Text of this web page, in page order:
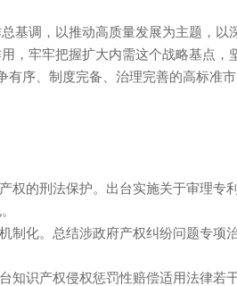
基调，以推动高质量发展为主题，以
，牢牢把握扩大内需这个战略基点，
有序、制度完备、治理完善的高标准市
产权的刑法保护。出台实施关于审理专
总结涉政府产权纠纷问题专项
知识产权侵权惩罚性赔偿适用法律若